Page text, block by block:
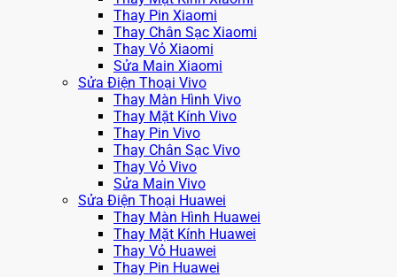
Thay Pin Xiaomi
Thay Chân Sạc Xiaomi
Thay Vỏ Xiaomi
Sửa Main Xiaomi
Sửa Điện Thoại Vivo
Thay Màn Hình Vivo
Thay Mặt Kính Vivo
Thay Pin Vivo
Thay Chân Sạc Vivo
Thay Vỏ Vivo
Sửa Main Vivo
Sửa Điện Thoại Huawei
Thay Màn Hình Huawei
Thay Mặt Kính Huawei
Thay Vỏ Huawei
Thay Pin Huawei